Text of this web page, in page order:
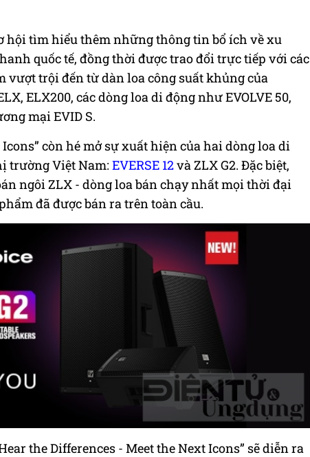
hội tìm hiểu thêm những thông tin bổ ích về xu
quốc tế, đồng thời được trao đổi trực tiếp với các
vượt trội đến từ dàn loa công suất khủng của
ELX200, các dòng loa di động như EVOLVE 50,
mại EVID S.
còn hé mở sự xuất hiện của hai dòng loa di
trường Việt Nam: EVERSE 12và ZLX G2. Đặc biệt,
ngôi ZLX - dòng loa bán chạy nhất mọi thời đại
đã được bán ra trên toàn cầu.
the Differences - Meet the Next Icons” sẽ diễn ra